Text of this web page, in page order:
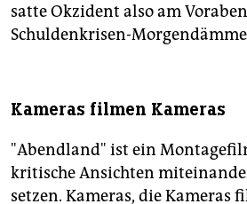
satte Okzident also am
Schuldenkrisen-
Kameras filmen Kameras
"Abendland" ist ein
kritische Ansichten
setzen. Kameras, die Kameras